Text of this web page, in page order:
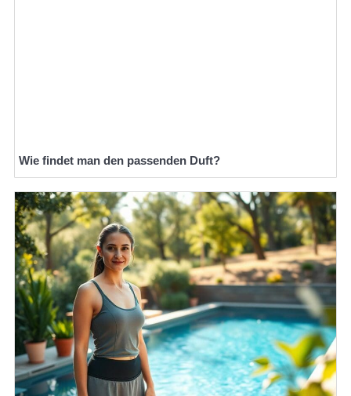
Wie findet man den passenden Duft?